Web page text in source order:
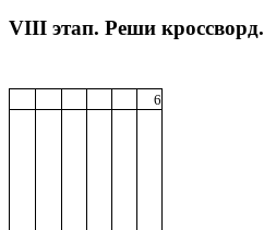
VIII этап. Реши кроссворд.
6